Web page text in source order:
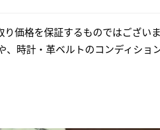
価格を保証するものではございま
時計・革ベルトのコンディショ